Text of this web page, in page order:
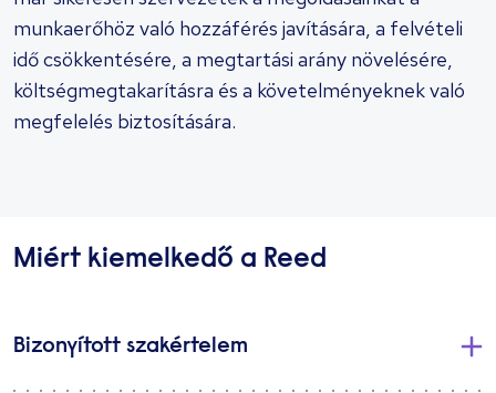
munkaerőhöz való hozzáférés javítására, a felvételi
idő csökkentésére, a megtartási arány növelésére,
költségmegtakarításra és a követelményeknek való
megfelelés biztosítására.
Miért kiemelkedő a Reed
Bizonyított szakértelem